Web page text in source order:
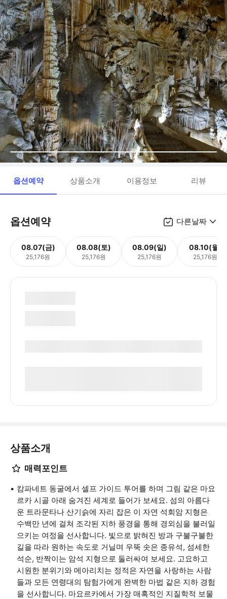
옵션예약 상품소개 이용정보 리뷰
옵션예약 다른날짜
08.07(금)
25,176원
08.08(토)
25,176원
08.09(일)
25,176원
08.10(월)
25,176원
상품소개
매력포인트
캄파네트 동굴에서 셀프 가이드 투어를 하며 그림 같은 마요
르카 시골 아래 숨겨진 세계로 들어가 보세요. 섬의 아름다
운 트라문타나 산기슭에 자리 잡은 이 자연 석회암 지형은
수백만 년에 걸쳐 조각된 지하 풍경을 통해 경외심을 불러일
으키는 여정을 선사합니다. 빛으로 밝혀진 방과 구불구불한
길을 따라 원하는 속도로 거닐며 우뚝 솟은 종유석, 섬세한
석순, 반짝이는 암석 지형으로 둘러싸여 보세요. 고요하고
시원한 분위기와 메아리치는 정적은 자연을 사랑하는 사람
들과 모든 연령대의 탐험가에게 완벽한 마법 같은 지하 경험
을 선사합니다. 마요르카에서 가장 매혹적인 지질학적 보물